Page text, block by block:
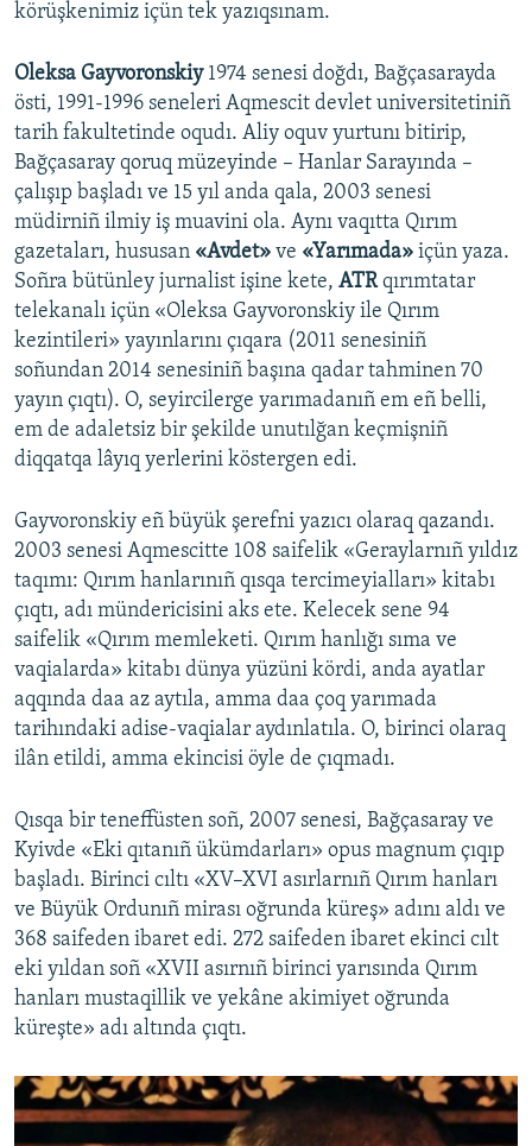
körüşkenimiz içün tek yazıqsınam.
Oleksa Gayvoronskiy1974 senesi doğdı, Bağçasarayda
östi, 1991-1996 seneleri Aqmescit devlet universitetiniñ
tarih fakultetinde oqudı. Aliy oquv yurtunı bitirip,
Bağçasaray qoruq müzeyinde – Hanlar Sarayında –
çalışıp başladı ve 15 yıl anda qala, 2003 senesi
müdirniñ ilmiy iş muavini ola. Aynı vaqıtta Qırım
gazetaları, hususan «Avdet» ve «Yarımada» içün yaza.
Soñra bütünley jurnalist işine kete, ATRqırımtatar
telekanalı içün «Oleksa Gayvoronskiy ile Qırım
kezintileri» yayınlarını çıqara (2011 senesiniñ
soñundan 2014 senesiniñ başına qadar tahminen 70
yayın çıqtı). O, seyircilerge yarımadanıñ em eñ belli,
em de adaletsiz bir şekilde unutılğan keçmişniñ
diqqatqa lâyıq yerlerini köstergen edi.
Gayvoronskiy eñ büyük şerefni yazıcı olaraq qazandı.
2003 senesi Aqmescitte 108 saifelik «Geraylarnıñ yıldız
taqımı: Qırım hanlarınıñ qısqa tercimeyialları» kitabı
çıqtı, adı mündericisini aks ete. Kelecek sene 94
saifelik «Qırım memleketi. Qırım hanlığı sıma ve
vaqialarda» kitabı dünya yüzüni kördi, anda ayatlar
aqqında daa az aytıla, amma daa çoq yarımada
tarihındaki adise-vaqialar aydınlatıla. O, birinci olaraq
ilân etildi, amma ekincisi öyle de çıqmadı.
Qısqa bir teneffüsten soñ, 2007 senesi, Bağçasaray ve
Kyivde «Eki qıtanıñ ükümdarları» opus magnum çıqıp
başladı. Birinci cıltı «XV–XVI asırlarnıñ Qırım hanları
ve Büyük Ordunıñ mirası oğrunda küreş» adını aldı ve
368 saifeden ibaret edi. 272 saifeden ibaret ekinci cılt
eki yıldan soñ «XVII asırnıñ birinci yarısında Qırım
hanları mustaqillik ve yekâne akimiyet oğrunda
küreşte» adı altında çıqtı.